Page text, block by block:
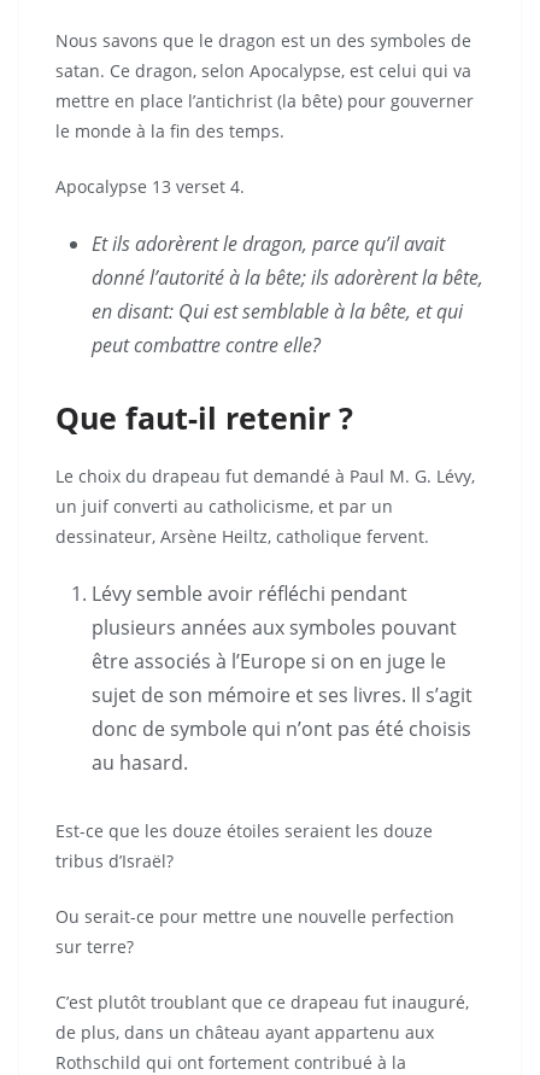
Nous savons que le dragon est un des symboles de
satan. Ce dragon, selon Apocalypse, est celui qui va
mettre en place l’antichrist (la bête) pour gouverner
le monde à la fin des temps.
Apocalypse 13 verset 4.
Et ils adorèrent le dragon, parce qu’il avait
donné l’autorité à la bête; ils adorèrent la bête,
en disant: Qui est semblable à la bête, et qui
peut combattre contre elle?
Que faut-il retenir ?
Le choix du drapeau fut demandé à Paul M. G. Lévy,
un juif converti au catholicisme, et par un
dessinateur, Arsène Heiltz, catholique fervent.
Lévy semble avoir réfléchi pendant
plusieurs années aux symboles pouvant
être associés à l’Europe si on en juge le
sujet de son mémoire et ses livres. Il s’agit
donc de symbole qui n’ont pas été choisis
au hasard.
Est-ce que les douze étoiles seraient les douze
tribus d’Israël?
Ou serait-ce pour mettre une nouvelle perfection
sur terre?
C’est plutôt troublant que ce drapeau fut inauguré,
de plus, dans un château ayant appartenu aux
Rothschild qui ont fortement contribué à la